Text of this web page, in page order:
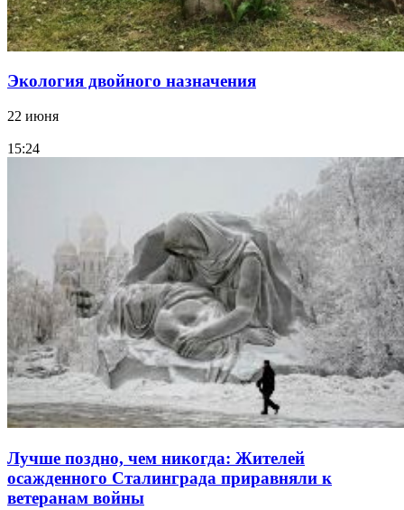
Экология двойного назначения
22 июня
15:24
Лучше поздно, чем никогда: Жителей
осажденного Сталинграда приравняли к
ветеранам войны